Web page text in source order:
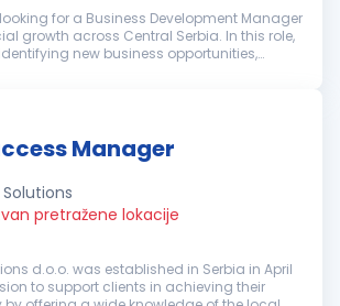
for a Business Development Manager
growth across Central Serbia. In this role,
new business opportunities,
Manager
Solutions
pretražene lokacije
d.o.o. was established in Serbia in April
to support clients in achieving their